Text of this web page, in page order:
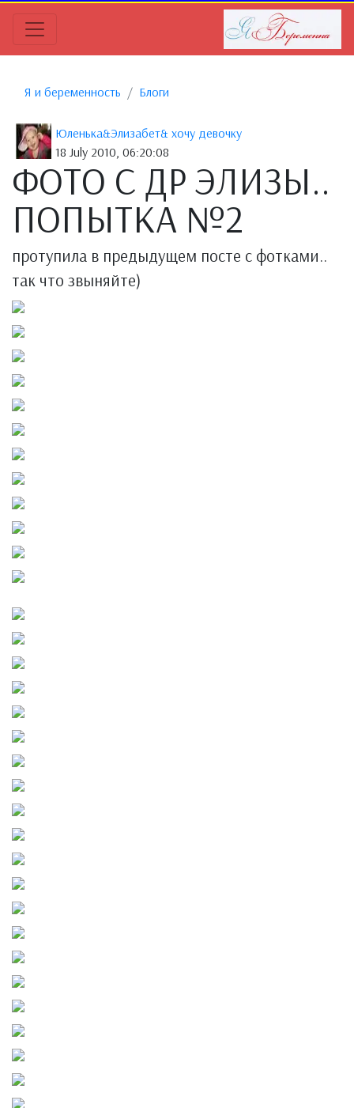
Я и беременность Блоги
Юленька&Элизабет& хочу девочку
18 July 2010, 06:20:08
ФОТО С ДР ЭЛИЗЫ..
ПОПЫТКА №2
протупила в предыдущем посте с фотками..
так что звыняйте)